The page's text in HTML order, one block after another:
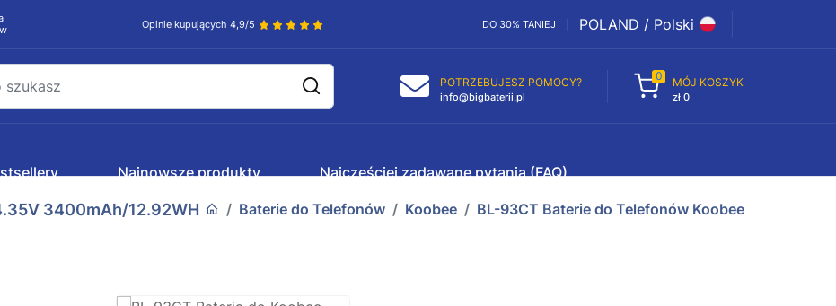
Opinie kupujących 4,9/5 DO 30% TANIEJ POLAND / Polski
POTRZEBUJESZ POMOCY?
info@bigbaterii.pl
0 MÓJ KOSZYK
zł 0
Najnowsze produkty Najczęściej zadawane pytania (FAQ)
3400mAh/12.92WH Baterie do Telefonów Koobee BL-93CT Baterie do Telefonów Koobee